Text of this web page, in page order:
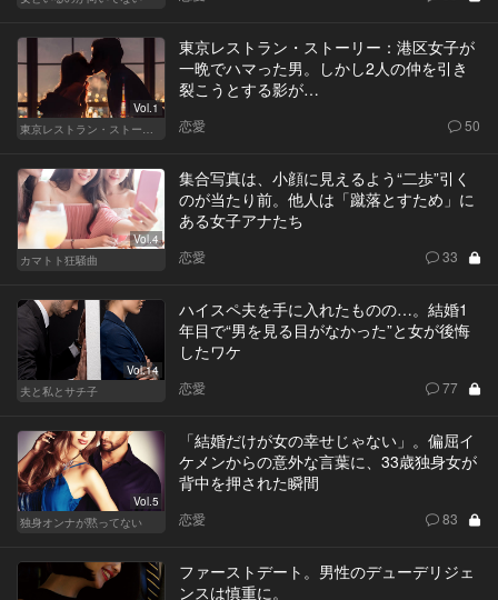
Vol.1
東京レストラン・ストーリー：港区女子が
一晩でハマった男。しかし2人の仲を引き
裂こうとする影が…
恋愛 50
Vol.4
カマトト狂騒曲
集合写真は、小顔に見えるよう“二歩”引く
のが当たり前。他人は「蹴落とすため」に
ある女子アナたち
恋愛 33
Vol.14
夫と私とサチ子
ハイスペ夫を手に入れたものの…。結婚1
年目で“男を見る目がなかった”と女が後悔
したワケ
恋愛 77
Vol.5
独身オンナが黙ってない
「結婚だけが女の幸せじゃない」。偏屈イ
ケメンからの意外な言葉に、33歳独身女が
背中を押された瞬間
恋愛 83
ファーストデート。男性のデューデリジェ
ンスは慎重に。